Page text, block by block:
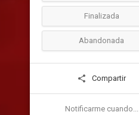
Finalizada
Abandonada
Compartir
Notificarme cuando...